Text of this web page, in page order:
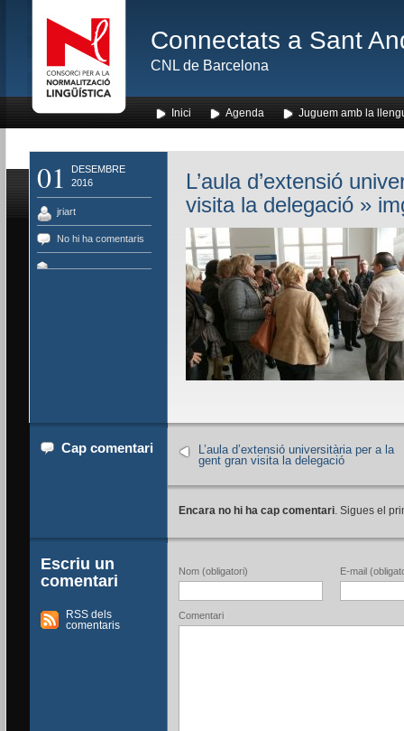
Connectats a Sant
CNL de Barcelona
Inici Agenda Juguem amb la
01
DESEMBRE
2016
jriart
No hi ha comentaris
L’aula d’extensió
visita la delegació»
Cap comentari
L’aula d’extensió universitària per a la
gent gran visita la delegació
Encara no hi ha cap comentari. Sigues el
Escriu un
comentari
RSS dels
comentaris
Nom (obligatori) E-mail
Comentari